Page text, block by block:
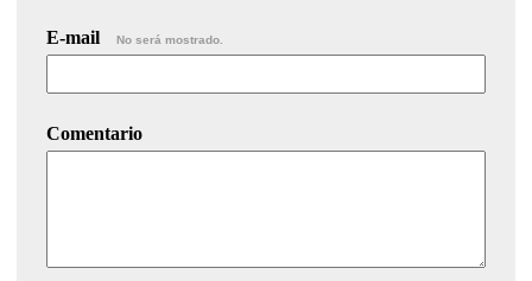
E-mail No será mostrado.
Comentario